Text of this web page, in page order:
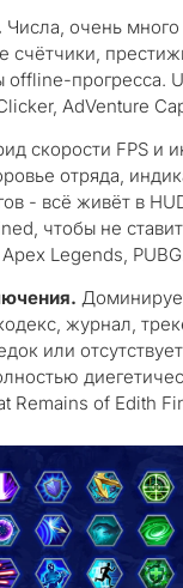
Числа, очень
счётчики,
прогресса.
AdVenture
скорости FPS и
отряда,
- всё живёт в
чтобы не
Legends,
журнал,
или
Remains of Edith